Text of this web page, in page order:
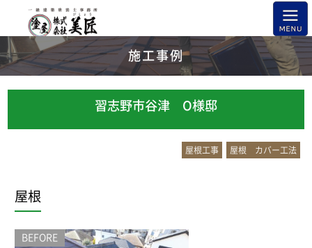
施工事例
習志野市谷津 O様邸
屋根工事 屋根 カバー工法
屋根
BEFORE